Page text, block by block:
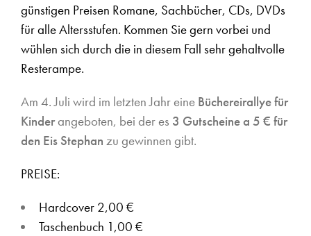
günstigen Preisen Romane, Sachbücher, CDs, DVDs
für alle Altersstufen. Kommen Sie gern vorbei und
wühlen sich durch die in diesem Fall sehr gehaltvolle
Resterampe.
Am 4. Juli wird im letzten Jahr eine Büchereirallye für
Kinderangeboten, bei der es 3 Gutscheine a 5 € für
den Eis Stephan zu gewinnen gibt.
PREISE:
Hardcover 2,00 €
Taschenbuch 1,00 €